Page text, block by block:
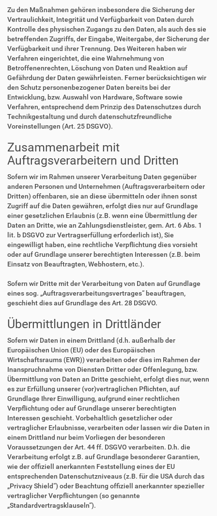
Zu den Maßnahmen gehören insbesondere die Sicherung der
Vertraulichkeit, Integrität und Verfügbarkeit von Daten durch
Kontrolle des physischen Zugangs zu den Daten, als auch des sie
betreffenden Zugriffs, der Eingabe, Weitergabe, der Sicherung der
Verfügbarkeit und ihrer Trennung. Des Weiteren haben wir
Verfahren eingerichtet, die eine Wahrnehmung von
Betroffenenrechten, Löschung von Daten und Reaktion auf
Gefährdung der Daten gewährleisten. Ferner berücksichtigen wir
den Schutz personenbezogener Daten bereits bei der
Entwicklung, bzw. Auswahl von Hardware, Software sowie
Verfahren, entsprechend dem Prinzip des Datenschutzes durch
Technikgestaltung und durch datenschutzfreundliche
Voreinstellungen (Art. 25 DSGVO).
Zusammenarbeit mit
Auftragsverarbeitern und Dritten
Sofern wir im Rahmen unserer Verarbeitung Daten gegenüber
anderen Personen und Unternehmen (Auftragsverarbeitern oder
Dritten) offenbaren, sie an diese übermitteln oder ihnen sonst
Zugriff auf die Daten gewähren, erfolgt dies nur auf Grundlage
einer gesetzlichen Erlaubnis (z.B. wenn eine Übermittlung der
Daten an Dritte, wie an Zahlungsdienstleister, gem. Art. 6 Abs. 1
lit. b DSGVO zur Vertragserfüllung erforderlich ist), Sie
eingewilligt haben, eine rechtliche Verpflichtung dies vorsieht
oder auf Grundlage unserer berechtigten Interessen (z.B. beim
Einsatz von Beauftragten, Webhostern, etc.).
Sofern wir Dritte mit der Verarbeitung von Daten auf Grundlage
eines sog. „Auftragsverarbeitungsvertrages“ beauftragen,
geschieht dies auf Grundlage des Art. 28 DSGVO.
Übermittlungen in Drittländer
Sofern wir Daten in einem Drittland (d.h. außerhalb der
Europäischen Union (EU) oder des Europäischen
Wirtschaftsraums (EWR)) verarbeiten oder dies im Rahmen der
Inanspruchnahme von Diensten Dritter oder Offenlegung, bzw.
Übermittlung von Daten an Dritte geschieht, erfolgt dies nur, wenn
es zur Erfüllung unserer (vor)vertraglichen Pflichten, auf
Grundlage Ihrer Einwilligung, aufgrund einer rechtlichen
Verpflichtung oder auf Grundlage unserer berechtigten
Interessen geschieht. Vorbehaltlich gesetzlicher oder
vertraglicher Erlaubnisse, verarbeiten oder lassen wir die Daten in
einem Drittland nur beim Vorliegen der besonderen
Voraussetzungen der Art. 44 ff. DSGVO verarbeiten. D.h. die
Verarbeitung erfolgt z.B. auf Grundlage besonderer Garantien,
wie der offiziell anerkannten Feststellung eines der EU
entsprechenden Datenschutzniveaus (z.B. für die USA durch das
„Privacy Shield“) oder Beachtung offiziell anerkannter spezieller
vertraglicher Verpflichtungen (so genannte
„Standardvertragsklauseln“).